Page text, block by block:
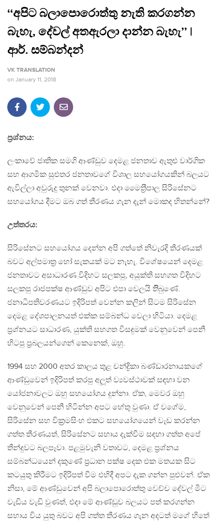
‘‘අපිට බලාපොරොත්තු නැති කරගන්න
බැහැ, දේවල් අතඇරලා දාන්න බැහැ’’ |
ආර්. සම්බන්දන්
VK TRANSLATION
on January 11, 2018
ප‍්‍රශ්නය:
ලංකාවේ ජාතික සමගි ආණ්ඩුව දෙමළ ජනතාව ඇතුළු වාර්ගික
සහ ආගමික සුළුතර ජනතාවගේ විශාල සහයෝගයකින් බලයට
ඇවිල්ලා අවුරුදු තුනක් වෙනවා. එදා මෛත‍්‍රීපාල සිරිසේනට
සහයෝගය දීමට ඔබ ගත් තීරණය ගැන දැන් මොකද හිතන්නේ?
උත්තරය:
සිරිසේනට සහයෝගය දෙන්න අපි ගත්තේ නිවැරදි තීරණයක්
බවට අල්පමාත‍්‍ර හෝ සැකයක් මට නැහැ. විශේෂයෙන් දෙමළ
ජනතාවට අසාධාරණ විදිහට සලකපු, අයුක්ති සහගත විදිහට
සලකපු රාජපක්ෂ ආණ්ඩුව අපිට එපා වෙලයි තිිබුණේ.
ජනාධිපතිවරණයට ඉදිරිපත් වෙන්න කලින් සිටම සිරිසේන
දෙමළ දේශපාලනයත් එක්ක සම්බන්ධ වෙලා හිටියා. දෙමළ
ප‍්‍රශ්නයට සාධාරණ, යුක්ති සහගත විසඳුමක් වෙනුවෙන් පෙනී
හිටපු ප‍්‍රබලයන්ගෙන් කෙනෙක්, ඔහු.
1994 සහ 2000 අතර කාලය තුළ චන්ද්‍රිකා බණ්ඩාරනායකගේ
ආණ්ඩුවෙන් ඉදිරිපත් කරපු අලූත් ව්‍යවස්ථාවක් සඳහා වන
යෝජනාවලට ඔහු සහයෝගය දුන්නා. ඒක, මෙවර ඔහු
වෙනුවෙන් පෙනී හිටින්න අපට හේතු වුණා. ඒ වගේම,
සිරිසේන සහ වික‍්‍රමසිංහ එකට සහයෝගයෙන් වැඩ කරන්න
ගත්ත තීරණයත්, සිරිසේනට සහාය දැක්වීම සඳහා ගත්ත අපේ
තීන්දුවට බලපෑවා. පළමුවැනි වතාවට, දෙමළ ප‍්‍රශ්නය
සම්බන්ධයෙන් දකුණේ ප‍්‍රධාන පක්ෂ දෙක එක මතයක සිට
කටයුතු කිරීමට ඉදිරිපත් වීම එහිදී අපට දැක ගන්න පුළුවන්. ඒක
නිසා, මේ ආණ්ඩුවෙන් අපි බලාපොරොත්තු වෙච්ච දේවල් මීට
වැඩිය වැඩි වුණත්, එදා මේ ආණ්ඩුව බලයට පත් කරගන්න
සහාය විය යුතු බවට අපි ගත්ත තීරණය ගැන අදටත් මගේ හිතේ